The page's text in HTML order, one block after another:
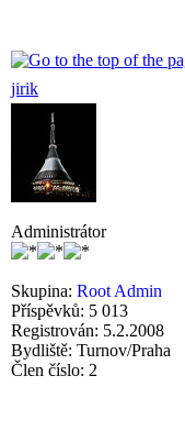
jirik
Administrátor
Skupina: Root Admin
Příspěvků: 5 013
Registrován: 5.2.2008
Bydliště: Turnov/Praha
Člen číslo: 2